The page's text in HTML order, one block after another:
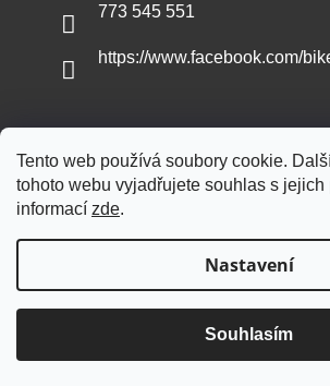
Tento web používá soubory cookie.
tohoto webu vyjadřujete souhlas s
informací zde.
Nastavení
Souhlasím
773 545 551
https://www.facebook.com/
Vytvořil Shoptet
Copyright 2026Outdoor-sports.cz.